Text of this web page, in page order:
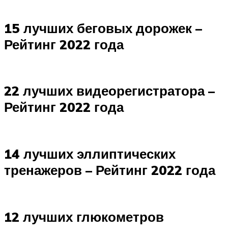
15 лучших беговых дорожек –
Рейтинг 2022 года
22 лучших видеорегистратора –
Рейтинг 2022 года
14 лучших эллиптических
тренажеров – Рейтинг 2022 года
12 лучших глюкометров